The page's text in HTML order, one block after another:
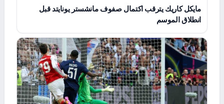
مايكل كاريك يترقب اكتمال صفوف مانشستر يونايتد قبل
انطلاق الموسم